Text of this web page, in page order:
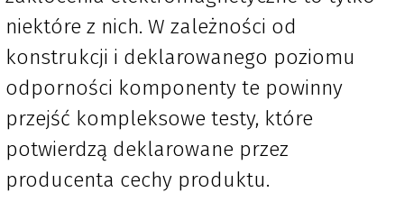
niektóre z nich. W zależności od
konstrukcji i deklarowanego poziomu
odporności komponenty te powinny
przejść kompleksowe testy, które
potwierdzą deklarowane przez
producenta cechy produktu.